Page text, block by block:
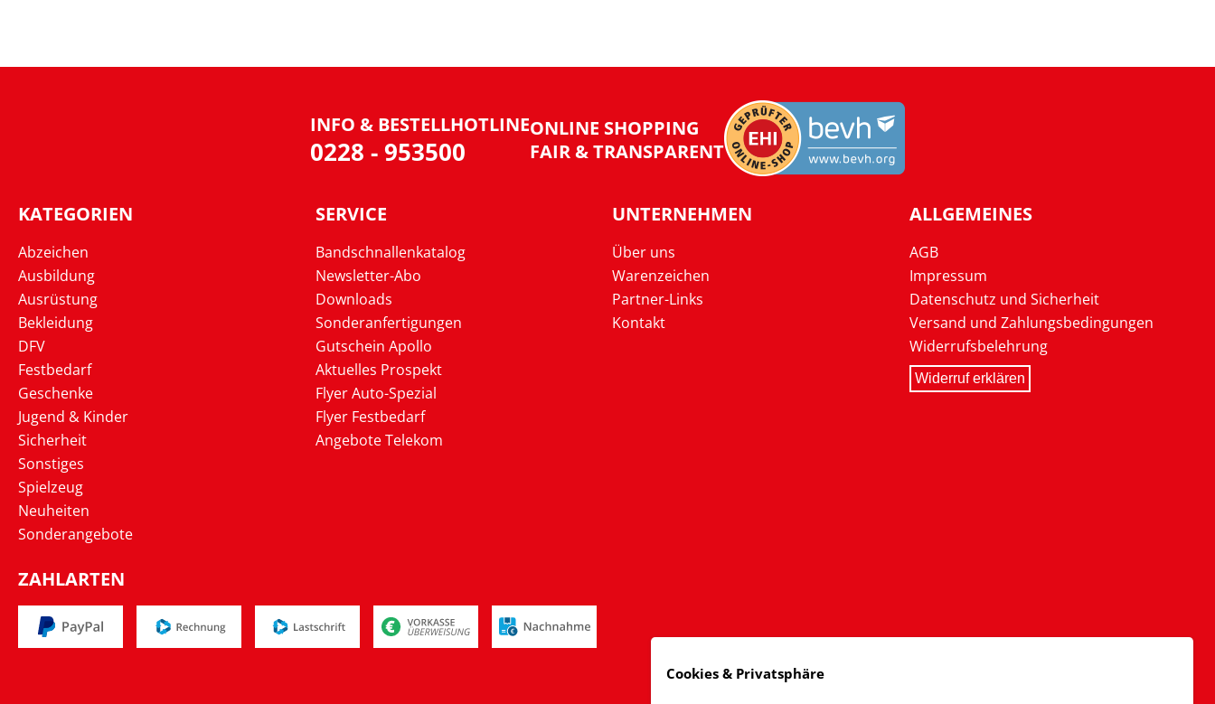
INFO & BESTELLHOTLINE
0228 - 953500
ONLINE SHOPPING
FAIR & TRANSPARENT
KATEGORIEN
Abzeichen
Ausbildung
Ausrüstung
Bekleidung
DFV
Festbedarf
Geschenke
Jugend & Kinder
Sicherheit
Sonstiges
Spielzeug
Neuheiten
Sonderangebote
SERVICE
Bandschnallenkatalog
Newsletter-Abo
Downloads
Sonderanfertigungen
Gutschein Apollo
Aktuelles Prospekt
Flyer Auto-Spezial
Flyer Festbedarf
Angebote Telekom
UNTERNEHMEN
Über uns
Warenzeichen
Partner-Links
Kontakt
ALLGEMEINES
AGB
Impressum
Datenschutz und Sicherheit
Versand und Zahlungsbedingungen
Widerrufsbelehrung
Widerruf erklären
ZAHLARTEN
Cookies & Privatsphäre